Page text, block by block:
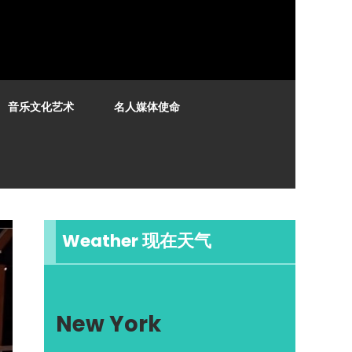
音乐文化艺术 名人媒体使命
Weather 现在天气
New York